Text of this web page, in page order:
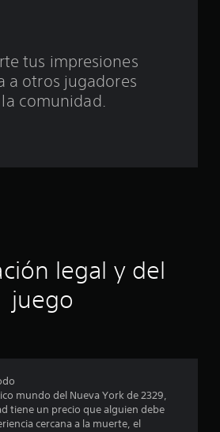
i
o
e
s
tus impresiones
a otros jugadores
comunidad.
legal y del
juego
mundo del Nueva York de 2329,
tiene un precio que alguien debe
cercana a la muerte, el